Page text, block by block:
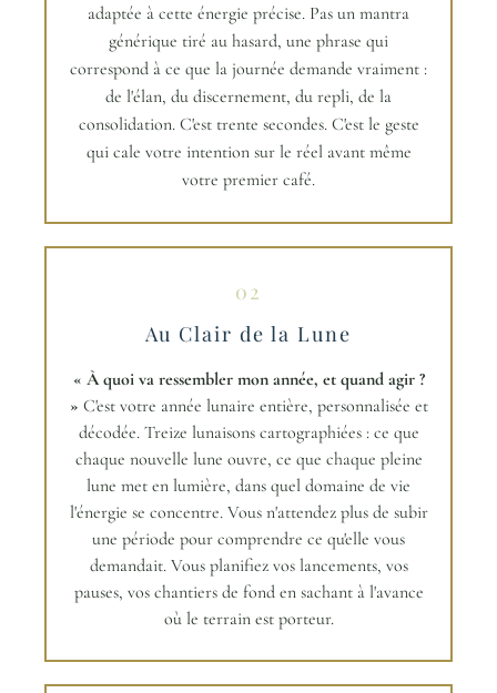
adaptée à cette énergie précise. Pas un mantra
générique tiré au hasard, une phrase qui
correspond à ce que la journée demande vraiment :
de l'élan, du discernement, du repli, de la
consolidation. C'est trente secondes. C'est le geste
qui cale votre intention sur le réel avant même
votre premier café.
02
Au Clair de la Lune
« À quoi va ressembler mon année, et quand agir ?
» C'est votre année lunaire entière, personnalisée et
décodée. Treize lunaisons cartographiées : ce que
chaque nouvelle lune ouvre, ce que chaque pleine
lune met en lumière, dans quel domaine de vie
l'énergie se concentre. Vous n'attendez plus de subir
une période pour comprendre ce qu'elle vous
demandait. Vous planifiez vos lancements, vos
pauses, vos chantiers de fond en sachant à l'avance
où le terrain est porteur.